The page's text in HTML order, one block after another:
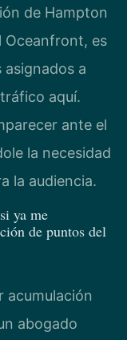
de Hampton
Oceanfront, es
a
aquí.
ante el
la necesidad
la audiencia.
ya me
de puntos del
acumulación
abogado